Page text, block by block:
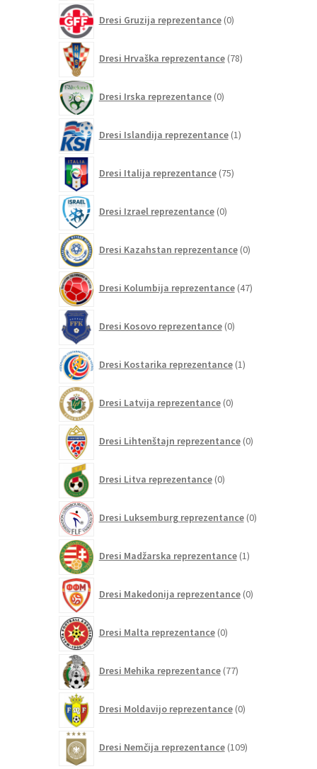
Dresi Gruzija reprezentance 0izdelkov
Dresi Hrvaška reprezentance 78izdelkov
Dresi Irska reprezentance 0izdelkov
Dresi Islandija reprezentance 1izdelek
Dresi Italija reprezentance 75izdelkov
Dresi Izrael reprezentance 0izdelkov
Dresi Kazahstan reprezentance 0izdelkov
Dresi Kolumbija reprezentance 47izdelkov
Dresi Kosovo reprezentance 0izdelkov
Dresi Kostarika reprezentance 1izdelek
Dresi Latvija reprezentance 0izdelkov
Dresi Lihtenštajn reprezentance 0izdelkov
Dresi Litva reprezentance 0izdelkov
Dresi Luksemburg reprezentance 0izdelkov
Dresi Madžarska reprezentance 1izdelek
Dresi Makedonija reprezentance 0izdelkov
Dresi Malta reprezentance 0izdelkov
Dresi Mehika reprezentance 77izdelkov
Dresi Moldavijo reprezentance 0izdelkov
Dresi Nemčija reprezentance 109izdelkov